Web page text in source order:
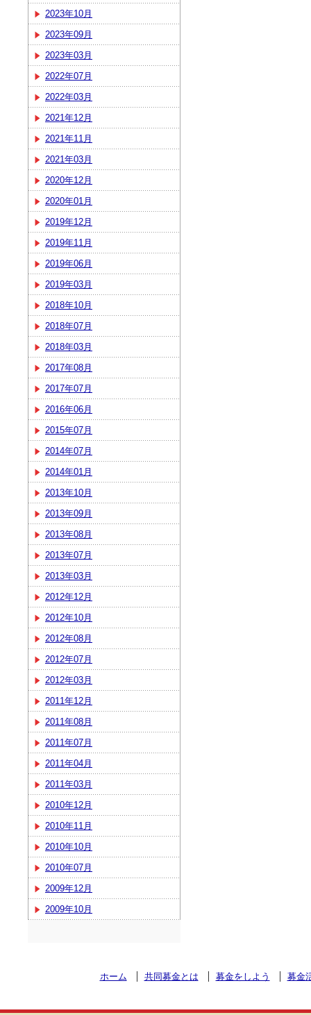
2023年10月
2023年09月
2023年03月
2022年07月
2022年03月
2021年12月
2021年11月
2021年03月
2020年12月
2020年01月
2019年12月
2019年11月
2019年06月
2019年03月
2018年10月
2018年07月
2018年03月
2017年08月
2017年07月
2016年06月
2015年07月
2014年07月
2014年01月
2013年10月
2013年09月
2013年08月
2013年07月
2013年03月
2012年12月
2012年10月
2012年08月
2012年07月
2012年03月
2011年12月
2011年08月
2011年07月
2011年04月
2011年03月
2010年12月
2010年11月
2010年10月
2010年07月
2009年12月
2009年10月
ホーム 共同募金とは 募金をしよう 募金